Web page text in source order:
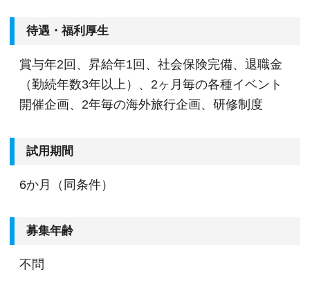
待遇・福利厚生
賞与年2回、昇給年1回、社会保険完備、退職金
（勤続年数3年以上）、2ヶ月毎の各種イベント
開催企画、2年毎の海外旅行企画、研修制度
試用期間
6か月（同条件）
募集年齢
不問